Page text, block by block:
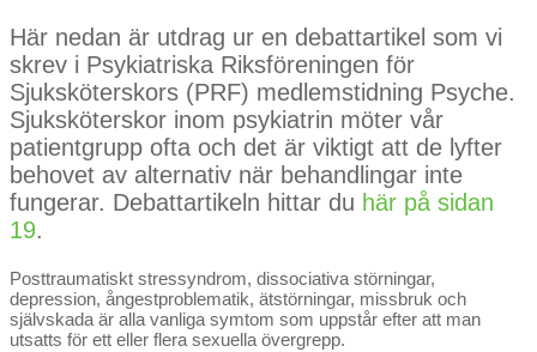
Här nedan är utdrag ur en debattartikel som vi
skrev i Psykiatriska Riksföreningen för
Sjuksköterskors (PRF) medlemstidning Psyche.
Sjuksköterskor inom psykiatrin möter vår
patientgrupp ofta och det är viktigt att de lyfter
behovet av alternativ när behandlingar inte
fungerar. Debattartikeln hittar du här på sidan
19.
Posttraumatiskt stressyndrom, dissociativa störningar,
depression, ångestproblematik, ätstörningar, missbruk och
självskada är alla vanliga symtom som uppstår efter att man
utsatts för ett eller flera sexuella övergrepp.